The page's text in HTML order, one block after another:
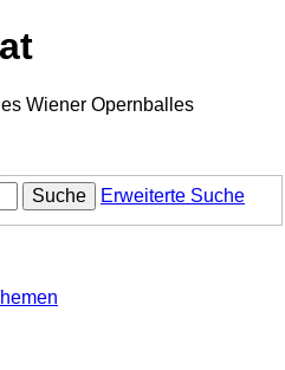
Wiener Opernballes
Suche Erweiterte Suche